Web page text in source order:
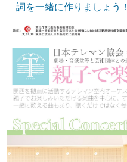
詞を一緒に作りましょう！